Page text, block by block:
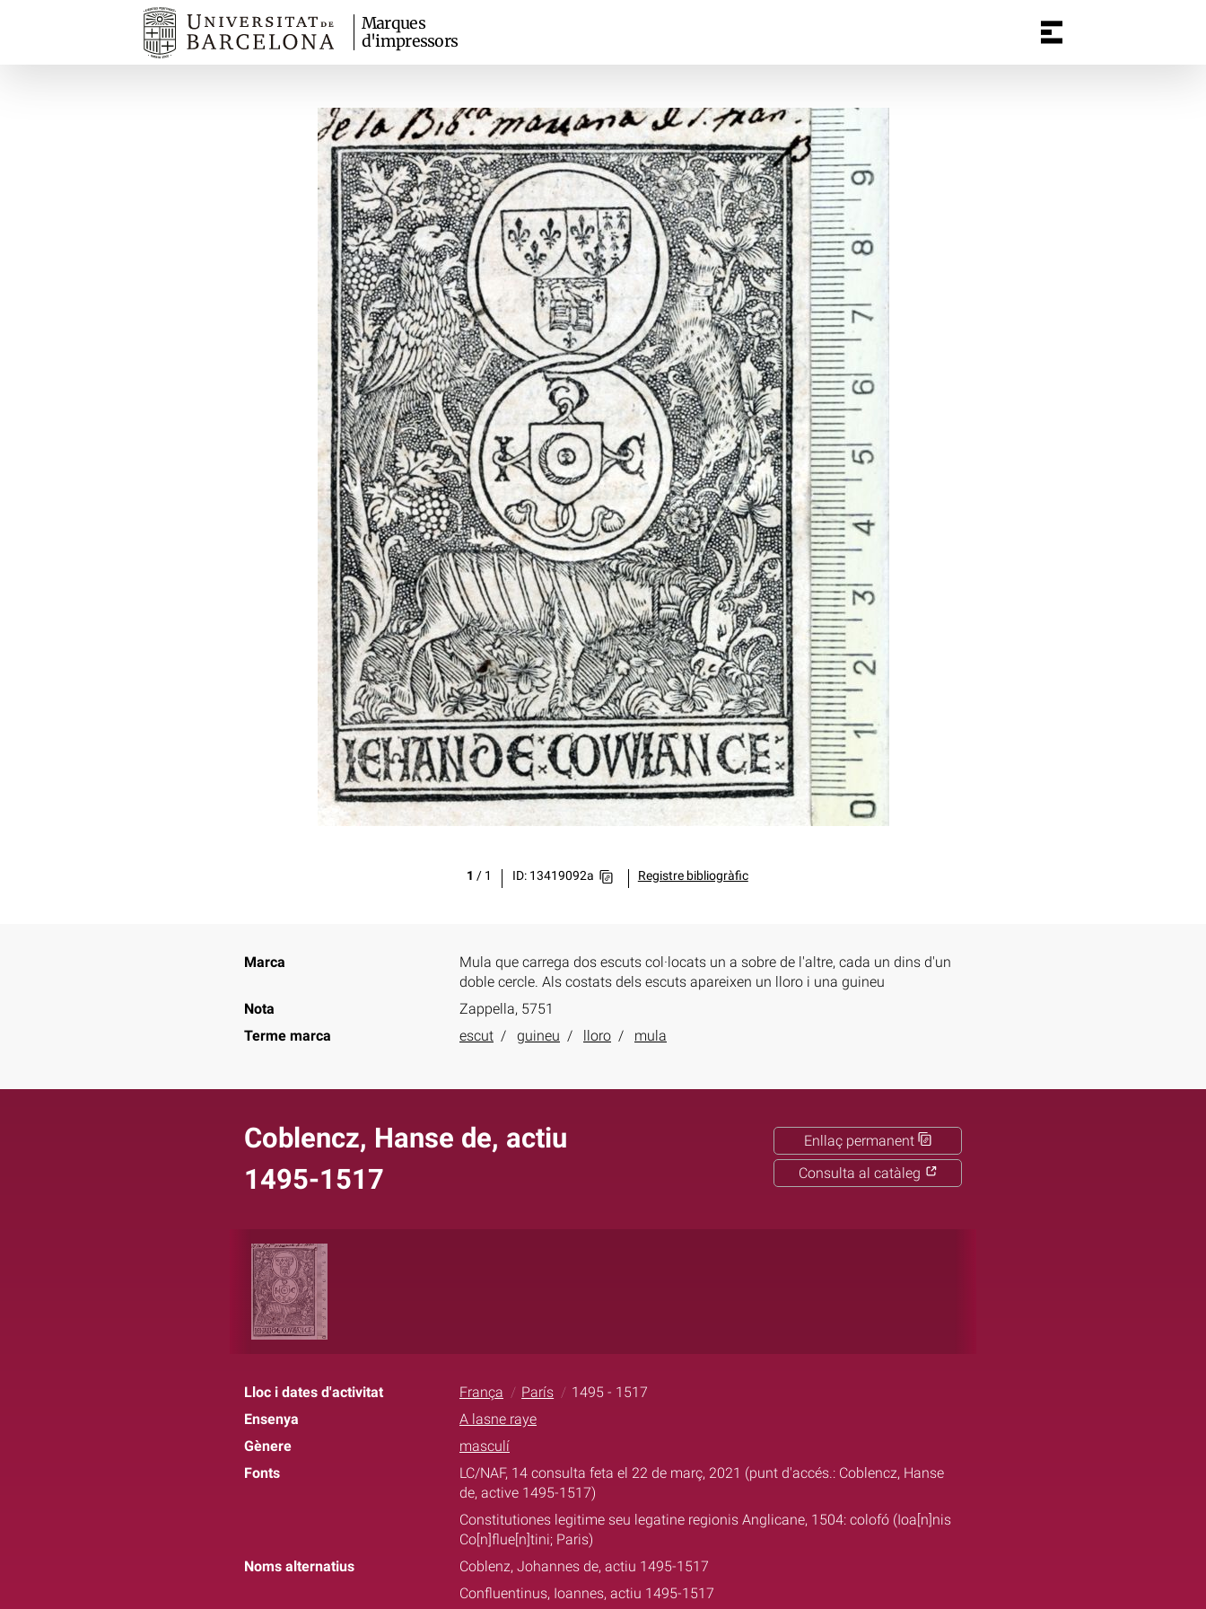
Marques
d'impressors
1 / 1 ID: 13419092a Registre bibliogràfic
Marca
Mula que carrega dos escuts col·locats un a sobre de l'altre, cada un dins d'un
doble cercle. Als costats dels escuts apareixen un lloro i una guineu
Nota
Zappella, 5751
Terme marca
escut guineu lloro mula
Coblencz, Hanse de, actiu
1495-1517
Enllaç permanent
Consulta al catàleg
Lloc i dates d'activitat França París
1495 - 1517
Ensenya
A lasne raye
Gènere
masculí
Fonts
LC/NAF, 14 consulta feta el 22 de març, 2021 (punt d'accés.: Coblencz, Hanse
de, active 1495-1517)
Constitutiones legitime seu legatine regionis Anglicane, 1504: colofó (Ioa[n]nis
Co[n]flue[n]tini; Paris)
Noms alternatius
Coblenz, Johannes de, actiu 1495-1517
Confluentinus, Ioannes, actiu 1495-1517